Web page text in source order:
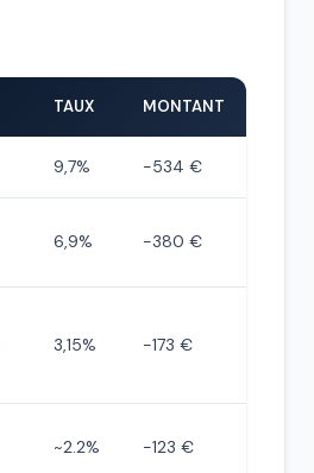
TAUX MONTANT
9,7% −534 €
6,9% −380 €
3,15% −173 €
~2.2% −123 €